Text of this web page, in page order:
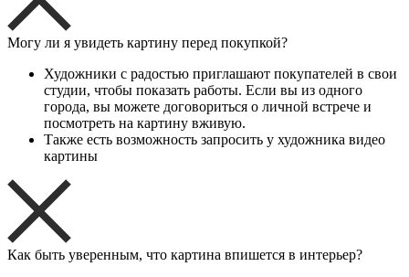
Могу ли я увидеть картину перед покупкой?
Художники с радостью приглашают покупателей в свои
студии, чтобы показать работы. Если вы из одного
города, вы можете договориться о личной встрече и
посмотреть на картину вживую.
Также есть возможность запросить у художника видео
картины
Как быть уверенным, что картина впишется в интерьер?